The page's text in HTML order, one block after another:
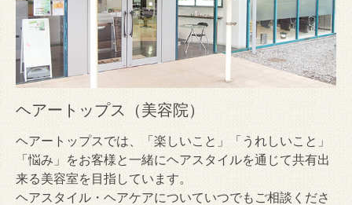
ヘアートップス（美容院）
ヘアートップスでは、「楽しいこと」「うれしいこと」
「悩み」をお客様と一緒にヘアスタイルを通じて共有出
来る美容室を目指しています。
ヘアスタイル・ヘアケアについていつでもご相談くださ